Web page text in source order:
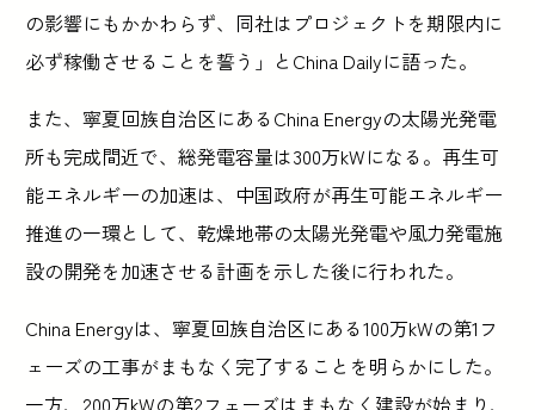
の影響にもかかわらず、同社はプロジェクトを期限内に
必ず稼働させることを誓う」とChina Dailyに語った。
また、寧夏回族自治区にあるChina Energyの太陽光発電
所も完成間近で、総発電容量は300万kWになる。再生可
能エネルギーの加速は、中国政府が再生可能エネルギー
推進の一環として、乾燥地帯の太陽光発電や風力発電施
設の開発を加速させる計画を示した後に行われた。
China Energyは、寧夏回族自治区にある100万kWの第1フ
ェーズの工事がまもなく完了することを明らかにした。
一方、200万kWの第2フェーズはまもなく建設が始まり、